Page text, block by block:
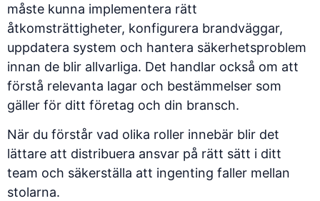
måste kunna implementera rätt
åtkomsträttigheter, konfigurera brandväggar,
uppdatera system och hantera säkerhetsproblem
innan de blir allvarliga. Det handlar också om att
förstå relevanta lagar och bestämmelser som
gäller för ditt företag och din bransch.
När du förstår vad olika roller innebär blir det
lättare att distribuera ansvar på rätt sätt i ditt
team och säkerställa att ingenting faller mellan
stolarna.